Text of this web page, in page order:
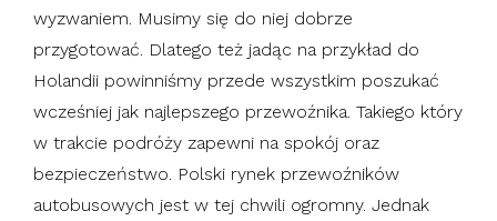
wyzwaniem. Musimy się do niej dobrze
przygotować. Dlatego też jadąc na przykład do
Holandii powinniśmy przede wszystkim poszukać
wcześniej jak najlepszego przewoźnika. Takiego który
w trakcie podróży zapewni na spokój oraz
bezpieczeństwo. Polski rynek przewoźników
autobusowych jest w tej chwili ogromny. Jednak